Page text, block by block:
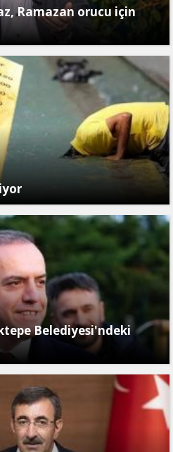
Ramazan orucu için
Belediyesi'ndeki